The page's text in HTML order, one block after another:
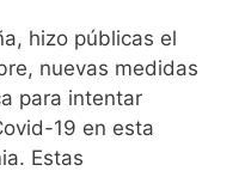
hizo públicas el
nuevas medidas
para intentar
19 en esta
Estas